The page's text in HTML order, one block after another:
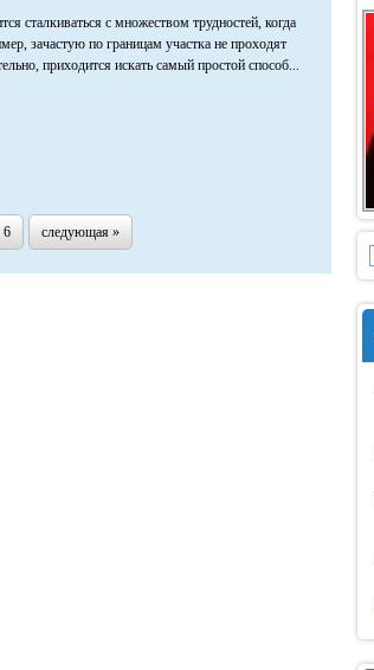
сталкиваться с множеством трудностей, когда
зачастую по границам участка не проходят
приходится искать самый простой способ...
6 следующая »